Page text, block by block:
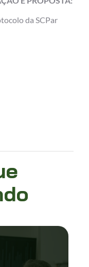
da SCPar